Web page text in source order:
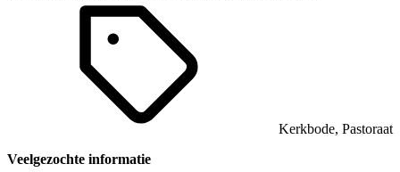
Kerkbode, Pastoraat
Veelgezochte informatie